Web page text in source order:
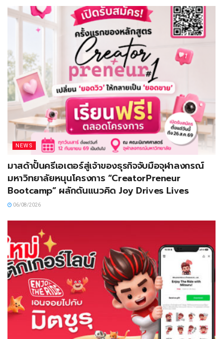
NEWS
มาสด้าปั้นครีเอเตอร์สู่เจ้าของธุรกิจจับมือจุฬาลงกรณ์
มหาวิทยาลัยหนุนโครงการ “CreatorPreneur
Bootcamp” ผลักดันแนวคิด Joy Drives Lives
06/08/2026